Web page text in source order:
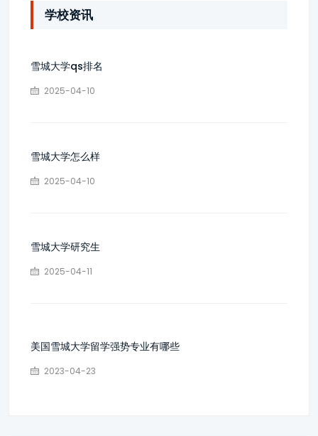
学校资讯
雪城大学qs排名
2025-04-10
雪城大学怎么样
2025-04-10
雪城大学研究生
2025-04-11
美国雪城大学留学强势专业有哪些
2023-04-23